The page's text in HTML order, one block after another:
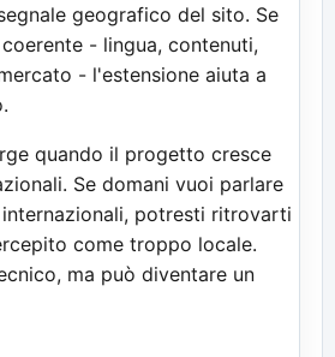
geografico del sito. Se
- lingua, contenuti,
- l'estensione aiuta a
quando il progetto cresce
Se domani vuoi parlare
potresti ritrovarti
come troppo locale.
ma può diventare un